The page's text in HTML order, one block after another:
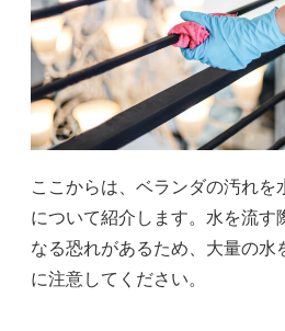
ここからは、ベランダの汚れを
について紹介します。水を流す
なる恐れがあるため、大量の水
に注意してください。